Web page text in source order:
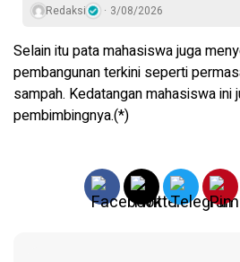
Redaksi 3/08/2026
Selain itu pata mahasiswa juga
pembangunan terkini seperti
sampah. Kedatangan mahasiswa
pembimbingnya.(*)